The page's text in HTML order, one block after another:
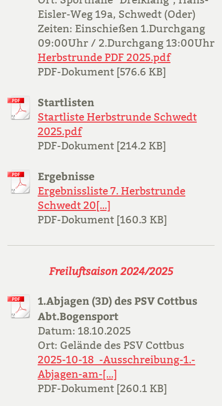
Eisler-Weg 19a, Schwedt (Oder)
Zeiten: Einschießen 1.Durchgang
09:00Uhr / 2.Durchgang 13:00Uhr
Herbstrunde PDF 2025.pdf
PDF-Dokument [576.6 KB]
Startlisten
Startliste Herbstrunde Schwedt
2025.pdf
PDF-Dokument [214.2 KB]
Ergebnisse
Ergebnissliste 7. Herbstrunde
Schwedt 20[...]
PDF-Dokument [160.3 KB]
Freiluftsaison 2024/2025
1.Abjagen (3D) des PSV Cottbus
Abt.Bogensport
Datum: 18.10.2025
Ort: Gelände des PSV Cottbus
2025-10-18_-Ausschreibung-1.-
Abjagen-am-[...]
PDF-Dokument [260.1 KB]